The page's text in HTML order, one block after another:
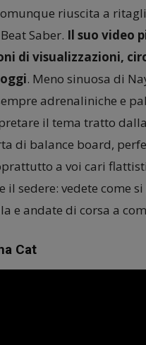
riuscita a
Saber. Il suo video
di visualizzazioni,
. Meno sinuosa di
adrenaliniche e
il tema tratto
di balance board,
a voi cari
sedere: vedete come
e andate di corsa a
Cat